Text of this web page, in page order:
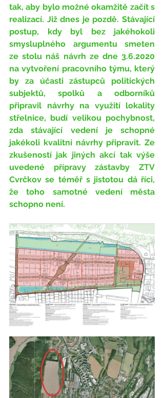
tak, aby bylo možné okamžitě začít s
realizací. Již dnes je pozdě. Stávající
postup, kdy byl bez jakéhokoli
smysluplného argumentu smeten
ze stolu náš návrh ze dne 3.6.2020
na vytvoření pracovního týmu, který
by za účasti zástupců politických
subjektů, spolků a odborníků
připravil návrhy na využití lokality
střelnice, budí velikou pochybnost,
zda stávající vedení je schopné
jakékoli kvalitní návrhy připravit. Ze
zkušeností jak jiných akcí tak výše
uvedené přípravy zástavby ZTV
Cvrčkov se téměř s jistotou dá říci,
že toho samotné vedení města
schopno není.